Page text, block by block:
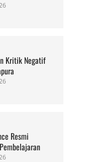
Kritik Negatif
Resmi